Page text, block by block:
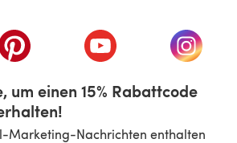
einem neuen Tab)
(öffnet sich in einem neuen Tab)
(öffnet sich in einem
(öffnet
um einen 15% Rabattcode
Marketing-Nachrichten enthalten